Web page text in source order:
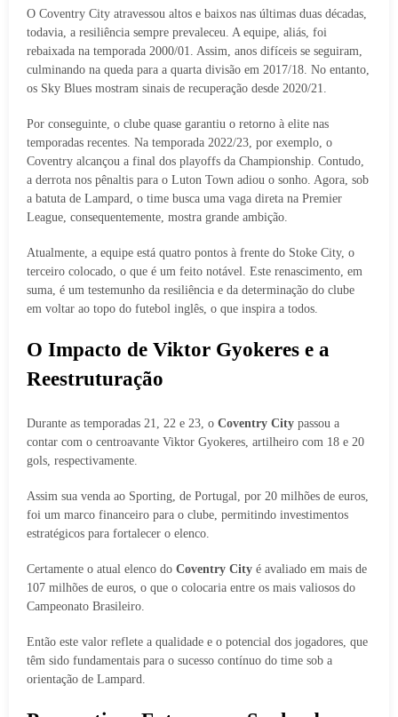
O Coventry City atravessou altos e baixos nas últimas duas décadas,
todavia, a resiliência sempre prevaleceu. A equipe, aliás, foi
rebaixada na temporada 2000/01. Assim, anos difíceis se seguiram,
culminando na queda para a quarta divisão em 2017/18. No entanto,
os Sky Blues mostram sinais de recuperação desde 2020/21.
Por conseguinte, o clube quase garantiu o retorno à elite nas
temporadas recentes. Na temporada 2022/23, por exemplo, o
Coventry alcançou a final dos playoffs da Championship. Contudo,
a derrota nos pênaltis para o Luton Town adiou o sonho. Agora, sob
a batuta de Lampard, o time busca uma vaga direta na Premier
League, consequentemente, mostra grande ambição.
Atualmente, a equipe está quatro pontos à frente do Stoke City, o
terceiro colocado, o que é um feito notável. Este renascimento, em
suma, é um testemunho da resiliência e da determinação do clube
em voltar ao topo do futebol inglês, o que inspira a todos.
O Impacto de Viktor Gyokeres e a
Reestruturação
Durante as temporadas 21, 22 e 23, o Coventry City passou a
contar com o centroavante Viktor Gyokeres, artilheiro com 18 e 20
gols, respectivamente.
Assim sua venda ao Sporting, de Portugal, por 20 milhões de euros,
foi um marco financeiro para o clube, permitindo investimentos
estratégicos para fortalecer o elenco.
Certamente o atual elenco do Coventry City é avaliado em mais de
107 milhões de euros, o que o colocaria entre os mais valiosos do
Campeonato Brasileiro.
Então este valor reflete a qualidade e o potencial dos jogadores, que
têm sido fundamentais para o sucesso contínuo do time sob a
orientação de Lampard.